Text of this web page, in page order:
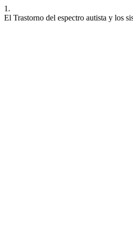
1.
El Trastorno del espectro autista y los